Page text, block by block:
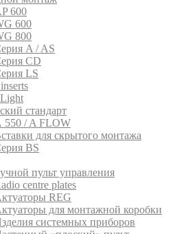
600
600
800
A / AS
CD
LS
стандарт
550 / A FLOW
для скрытого монтажа
BS
пульт управления
centre plates
REG
для монтажной коробки
системных приборов